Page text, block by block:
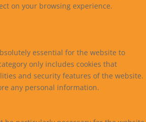
on your browsing experience.
essential for the website to
only includes cookies that
and security features of the website.
any personal information.